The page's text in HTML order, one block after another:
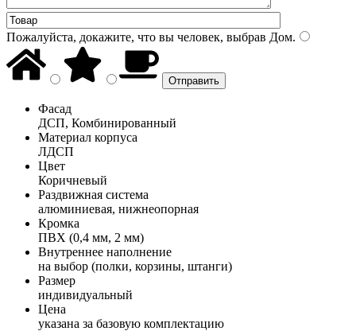
Пожалуйста, докажите, что вы человек, выбрав Дом.
Фасад
ДСП, Комбинированный
Материал корпуса
ЛДСП
Цвет
Коричневый
Раздвижная система
алюминиевая, нижнеопорная
Кромка
ПВХ (0,4 мм, 2 мм)
Внутреннее наполнение
на выбор (полки, корзины, штанги)
Размер
индивидуальный
Цена
указана за базовую комплектацию